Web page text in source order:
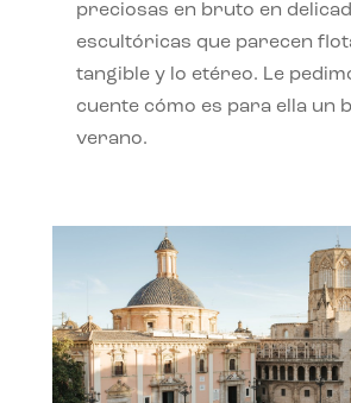
preciosas en bruto en
escultóricas que parecen
tangible y lo etéreo. Le
cuente cómo es para ella un
verano.